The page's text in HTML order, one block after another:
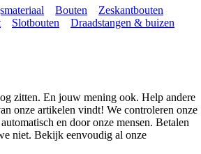
Bouten
Zeskantbouten
Slotbouten Draadstangen & buizen
zitten. En jouw mening ook. Help andere
onze artikelen vindt! We controleren onze
en door onze mensen. Betalen
niet. Bekijk eenvoudig al onze